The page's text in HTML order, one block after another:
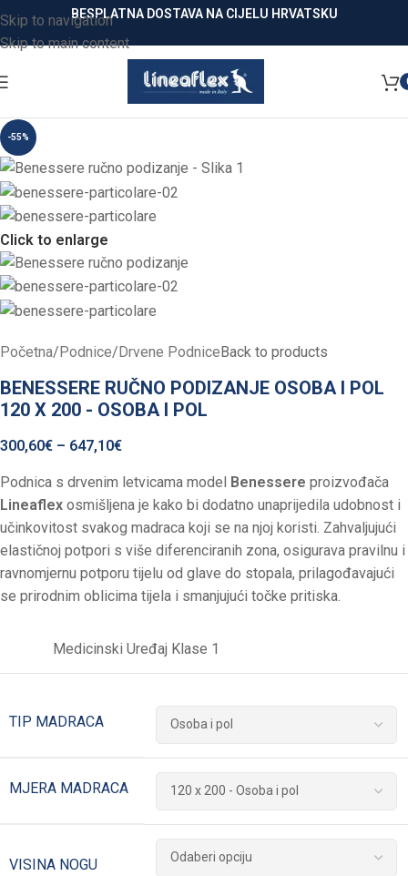
Skip to navigation
Skip to main content
BESPLATNA DOSTAVA NA CIJELU HRVATSKU
-55%
Click to enlarge
Početna/Podnice/Drvene PodniceBack to products
BENESSERE RUČNO PODIZANJE OSOBA I POL
120 X 200 - OSOBA I POL
300,60€ – 647,10€
Podnica s drvenim letvicama model Benessere proizvođača
Lineaflex osmišljena je kako bi dodatno unaprijedila udobnost i
učinkovitost svakog madraca koji se na njoj koristi. Zahvaljujući
elastičnoj potpori s više diferenciranih zona, osigurava pravilnu i
ravnomjernu potporu tijelu od glave do stopala, prilagođavajući
se prirodnim oblicima tijela i smanjujući točke pritiska.
Medicinski Uređaj Klase 1
TIP MADRACA
MJERA MADRACA
VISINA NOGU